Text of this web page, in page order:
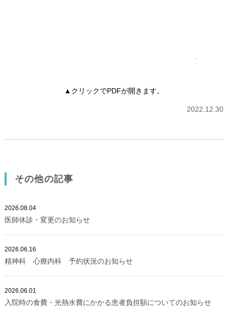
▲クリックでPDFが開きます。
2022.12.30
その他の記事
2026.08.04
医師休診・変更のお知らせ
2026.06.16
精神科 心療内科 予約状況のお知らせ
2026.06.01
入院時の食費・光熱水費にかかる患者負担額についてのお知らせ